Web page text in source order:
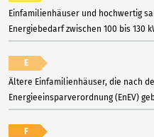
Einfamilienhäuser und hochwertig
Energiebedarf zwischen 100 bis 130
E
Ältere Einfamilienhäuser, die nach
Energieeinsparverordnung (EnEV)
F